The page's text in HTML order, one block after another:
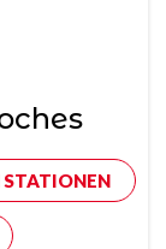
STATIONEN